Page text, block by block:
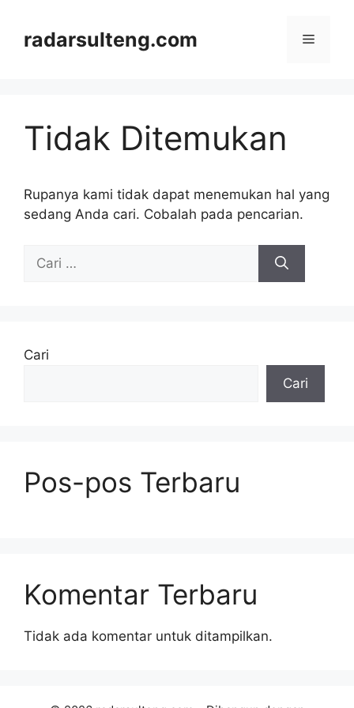
radarsulteng.com Menu
Tidak Ditemukan
Rupanya kami tidak dapat menemukan hal yang
sedang Anda cari. Cobalah pada pencarian.
untuk:
Cari
Cari
Pos-pos Terbaru
Komentar Terbaru
Tidak ada komentar untuk ditampilkan.